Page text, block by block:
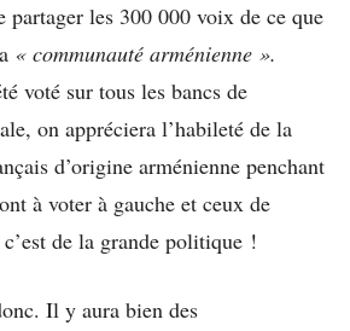
partager les 300 000 voix de ce que
« communauté arménienne ».
voté sur tous les bancs de
on appréciera l’habileté de la
d’origine arménienne penchant
à voter à gauche et ceux de
de la grande politique !
Il y aura bien des